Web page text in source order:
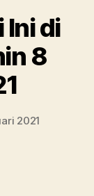
2021:
Diskon
Semua!”
Ini di
8
2021